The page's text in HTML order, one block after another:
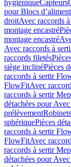
hygiéniqueCapteurs
pour Blocs
droitAvec raccords
montage encastré
montage encastré
Avec raccords à
raccords filetés
siège inclinéPièces
raccords à sertir
FlowFitAvec
raccords à sertir
détachées pour
prélèvement
sphériquePièces
raccords à sertir
FlowFitAvec
raccords à sertir
détachées pour